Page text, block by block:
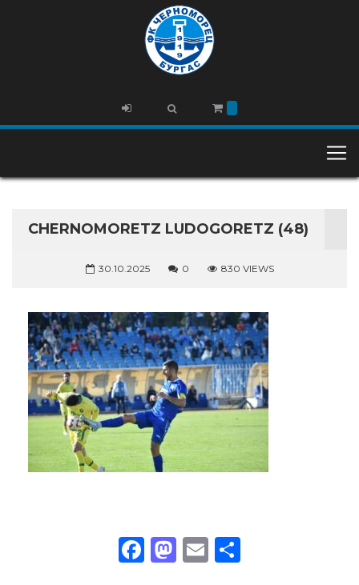
CHERNOMORETZ LUDOGORETZ (48)
30.10.2025 0 830 VIEWS
Facebook
Mastodon
Email